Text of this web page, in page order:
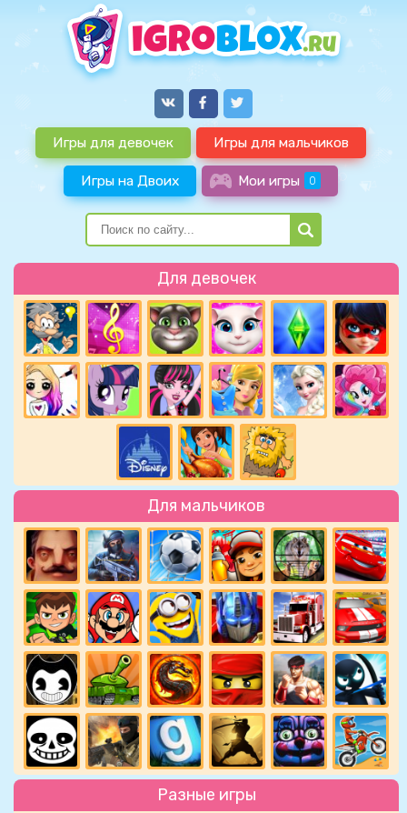
Игры для девочек Игры для мальчиков
Игры на Двоих Мои игры 0
Для девочек
Для мальчиков
Разные игры